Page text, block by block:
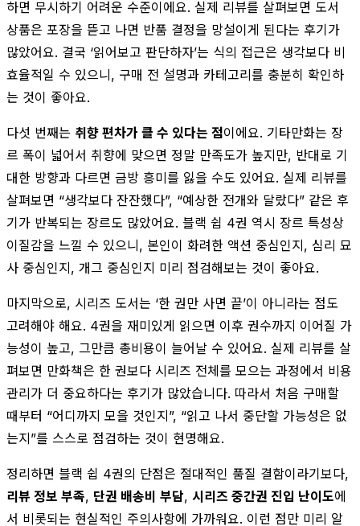
하면 무시하기 어려운 수준이에요. 실제 리뷰를 살펴보면 도서
상품은 포장을 뜯고 나면 반품 결정을 망설이게 된다는 후기가
많았어요. 결국 ‘읽어보고 판단하자’는 식의 접근은 생각보다 비
효율적일 수 있으니, 구매 전 설명과 카테고리를 충분히 확인하
는 것이 좋아요.
다섯 번째는 취향 편차가 클 수 있다는 점이에요. 기타만화는 장
르 폭이 넓어서 취향에 맞으면 정말 만족도가 높지만, 반대로 기
대한 방향과 다르면 금방 흥미를 잃을 수도 있어요. 실제 리뷰를
살펴보면 “생각보다 잔잔했다”, “예상한 전개와 달랐다” 같은 후
기가 반복되는 장르도 많았어요. 블랙 쉽 4권 역시 장르 특성상
이질감을 느낄 수 있으니, 본인이 화려한 액션 중심인지, 심리 묘
사 중심인지, 개그 중심인지 미리 점검해보는 것이 좋아요.
마지막으로, 시리즈 도서는 ‘한 권만 사면 끝’이 아니라는 점도
고려해야 해요. 4권을 재미있게 읽으면 이후 권수까지 이어질 가
능성이 높고, 그만큼 총비용이 늘어날 수 있어요. 실제 리뷰를 살
펴보면 만화책은 한 권보다 시리즈 전체를 모으는 과정에서 비용
관리가 더 중요하다는 후기가 많았습니다. 따라서 처음 구매할
때부터 “어디까지 모을 것인지”, “읽고 나서 중단할 가능성은 없
는지”를 스스로 점검하는 것이 현명해요.
정리하면 블랙 쉽 4권의 단점은 절대적인 품질 결함이라기보다,
리뷰 정보 부족, 단권 배송비 부담, 시리즈 중간권 진입 난이도에
서 비롯되는 현실적인 주의사항에 가까워요. 이런 점만 미리 알